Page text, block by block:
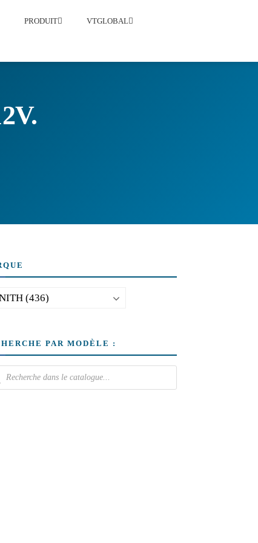
PRODUIT VTGLOBAL
PAR MODÈLE :